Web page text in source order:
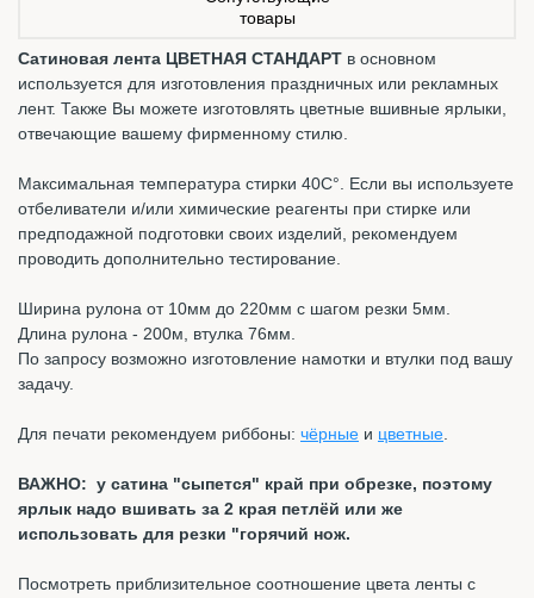
товары
Сатиновая лента ЦВЕТНАЯ СТАНДАРТ в основном
используется для изготовления праздничных или рекламных
лент. Также Вы можете изготовлять цветные вшивные ярлыки,
отвечающие вашему фирменному стилю.
Максимальная температура стирки 40С°. Если вы используете
отбеливатели и/или химические реагенты при стирке или
предподажной подготовки своих изделий, рекомендуем
проводить дополнительно тестирование.
Ширина рулона от 10мм до 220мм с шагом резки 5мм.
Длина рулона - 200м, втулка 76мм.
По запросу возможно изготовление намотки и втулки под вашу
задачу.
Для печати рекомендуем риббоны: чёрные и цветные.
ВАЖНО: у сатина "сыпется" край при обрезке, поэтому
ярлык надо вшивать за 2 края петлёй или же
использовать для резки "горячий нож.
Посмотреть приблизительное соотношение цвета ленты с